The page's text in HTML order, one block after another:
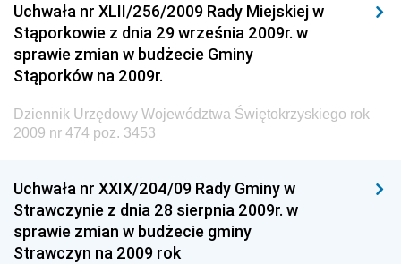
Dziennik Urzędowy Generalnej Dyrekcji Dróg
Krajowych i Autostrad
Dziennik Urzędowy Ministra Środowiska
Dziennik Urzędowy Ministra Edukacji
Dziennik Urzędowy Ministra Przemysłu
Dziennik Urzędowy Ministra Finansów i Gospodarki
Dziennik Urzędowy Ministra do Spraw Unii
Uchwała nr XLII/256/2009 Rady Miejskiej w
Stąporkowie z dnia 29 września 2009r. w
sprawie zmian w budżecie Gminy
Stąporków na 2009r.
Dziennik Urzędowy Województwa Świętokrzyskiego rok
2009 nr 474 poz. 3453
Uchwała nr XXIX/204/09 Rady Gminy w
Strawczynie z dnia 28 sierpnia 2009r. w
sprawie zmian w budżecie gminy
Strawczyn na 2009 rok